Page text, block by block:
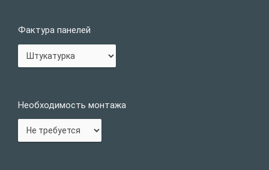
Фактура панелей
Необходимость монтажа